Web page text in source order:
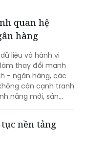
quan hệ
hàng
liệu và hành vi
thay đổi mạnh
- ngân hàng, các
còn cạnh tranh
năng mới, sản
và chuyển hóa
nghiệm tối ưu của
tục nền tảng